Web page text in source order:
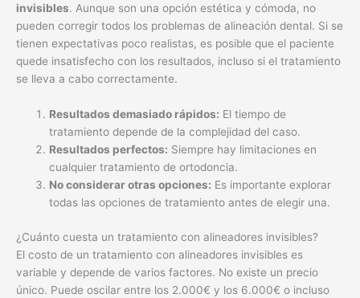
invisibles. Aunque son una opción estética y cómoda, no
pueden corregir todos los problemas de alineación dental. Si se
tienen expectativas poco realistas, es posible que el paciente
quede insatisfecho con los resultados, incluso si el tratamiento
se lleva a cabo correctamente.
Resultados demasiado rápidos: El tiempo de
tratamiento depende de la complejidad del caso.
Resultados perfectos: Siempre hay limitaciones en
cualquier tratamiento de ortodoncia.
No considerar otras opciones: Es importante explorar
todas las opciones de tratamiento antes de elegir una.
¿Cuánto cuesta un tratamiento con alineadores invisibles?
El costo de un tratamiento con alineadores invisibles es
variable y depende de varios factores. No existe un precio
único. Puede oscilar entre los 2.000€ y los 6.000€ o incluso